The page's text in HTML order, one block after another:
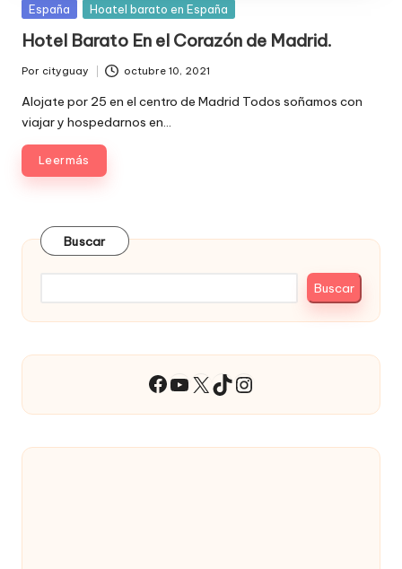
Publicada
España Hoatel barato en España
Hotel Barato En el Corazón de Madrid.
Publicado
por
Por cityguay octubre 10, 2021
Alojate por 25 en el centro de Madrid Todos soñamos con
viajar y hospedarnos en…
Leer más
Buscar
Buscar
Facebook
YouTube
X TikTok
Instagram